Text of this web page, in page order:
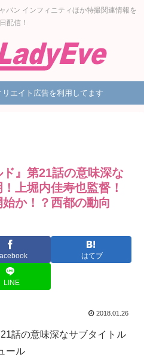
バン インフィニティほか特撮関連情報を
配信！
エイト広告を利用してます
ド』第21話の意味深な
上堀内佳寿也監督！
か！？西都の動向
はてブ
LINE
2018.01.26
話の意味深なサブタイトル
ール